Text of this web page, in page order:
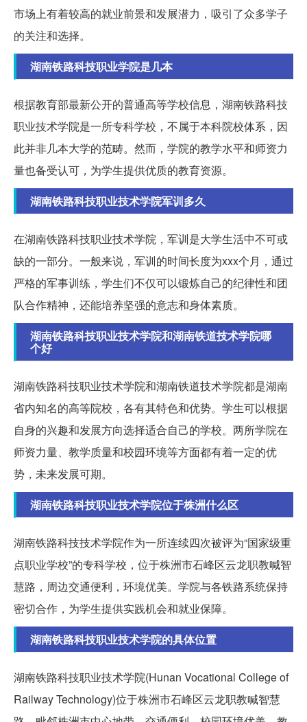
市场上有着较高的就业前景和发展潜力，吸引了众多学子
的关注和选择。
湖南铁路科技职业学院是几本
根据教育部最新公开的普通高等学校信息，湖南铁路科技
职业技术学院是一所专科学校，不属于本科院校体系，因
此并非几本大学的范畴。然而，学院的教学水平和师资力
量也备受认可，为学生提供优质的教育资源。
湖南铁路科技职业技术学院军训多久
在湖南铁路科技职业技术学院，军训是大学生活中不可或
缺的一部分。一般来说，军训的时间长度为xxx个月，通过
严格的军事训练，学生们不仅可以锻炼自己的纪律性和团
队合作精神，还能培养坚强的意志和身体素质。
湖南铁路科技职业技术学院和湖南铁道技术学院哪
个好
湖南铁路科技职业技术学院和湖南铁道技术学院都是湖南
省内知名的高等院校，各有其特色和优势。学生可以根据
自身的兴趣和发展方向选择适合自己的学校。两所学院在
师资力量、教学质量和校园环境等方面都有着一定的优
势，未来发展可期。
湖南铁路科技职业技术学院位于株洲什么区
湖南铁路科技技术学院作为一所连续四次被评为“国家级重
点职业学校”的专科学校，位于株洲市石峰区云龙职教喊智
慧路，周边交通便利，环境优美。学院与各铁路系统保持
密切合作，为学生提供实践机会和就业保障。
湖南铁路科技职业技术学院的具体位置
湖南铁路科技职业技术学院(Hunan Vocational College of
Railway Technology)位于株洲市石峰区云龙职教喊智慧